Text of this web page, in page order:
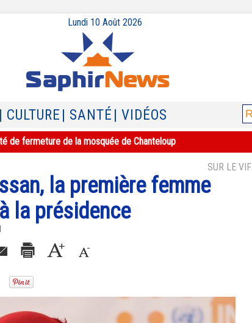
Lundi 10 Août 2026
| CULTURE | SANTÉ | VIDÉOS
de fermeture de la mosquée de Chanteloup
SUR LE VIF
la première femme
la présidence